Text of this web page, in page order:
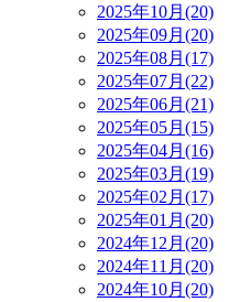
2025年10月(20)
2025年09月(20)
2025年08月(17)
2025年07月(22)
2025年06月(21)
2025年05月(15)
2025年04月(16)
2025年03月(19)
2025年02月(17)
2025年01月(20)
2024年12月(20)
2024年11月(20)
2024年10月(20)